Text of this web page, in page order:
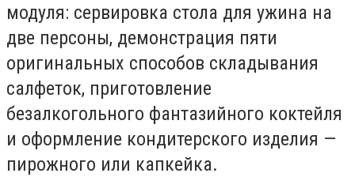
модуля: сервировка стола для ужина на
две персоны, демонстрация пяти
оригинальных способов складывания
салфеток, приготовление
безалкогольного фантазийного коктейля
и оформление кондитерского изделия —
пирожного или капкейка.